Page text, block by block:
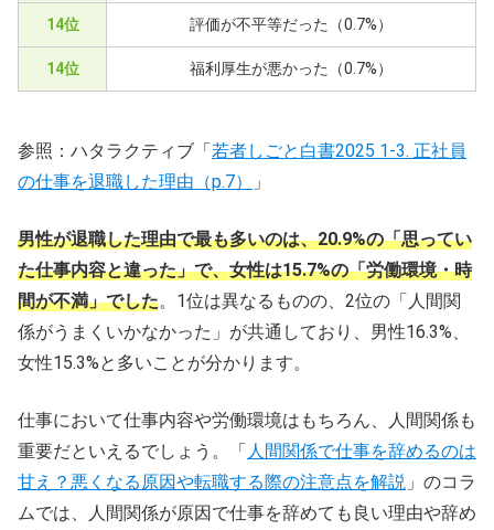
14位 評価が不平等だった（0.7%）
14位 福利厚生が悪かった（0.7%）
参照：ハタラクティブ「 若者しごと白書2025 1-3. 正社員
の仕事を退職した理由（p.7）
」
男性が退職した理由で最も多いのは、20.9%の「思ってい
た仕事内容と違った」で、女性は15.7%の「労働環境・時
間が不満」でした。1位は異なるものの、2位の「人間関
係がうまくいかなかった」が共通しており、男性16.3%、
女性15.3%と多いことが分かります。
仕事において仕事内容や労働環境はもちろん、人間関係も
重要だといえるでしょう。「 人間関係で仕事を辞めるのは
甘え？悪くなる原因や転職する際の注意点を解説 」のコラ
ムでは、人間関係が原因で仕事を辞めても良い理由や辞め